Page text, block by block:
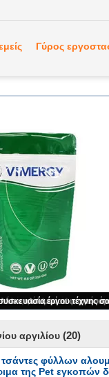
Γύρος
αργιλίου (20)
τσάντες φύλλων
της Pet εγκοπών